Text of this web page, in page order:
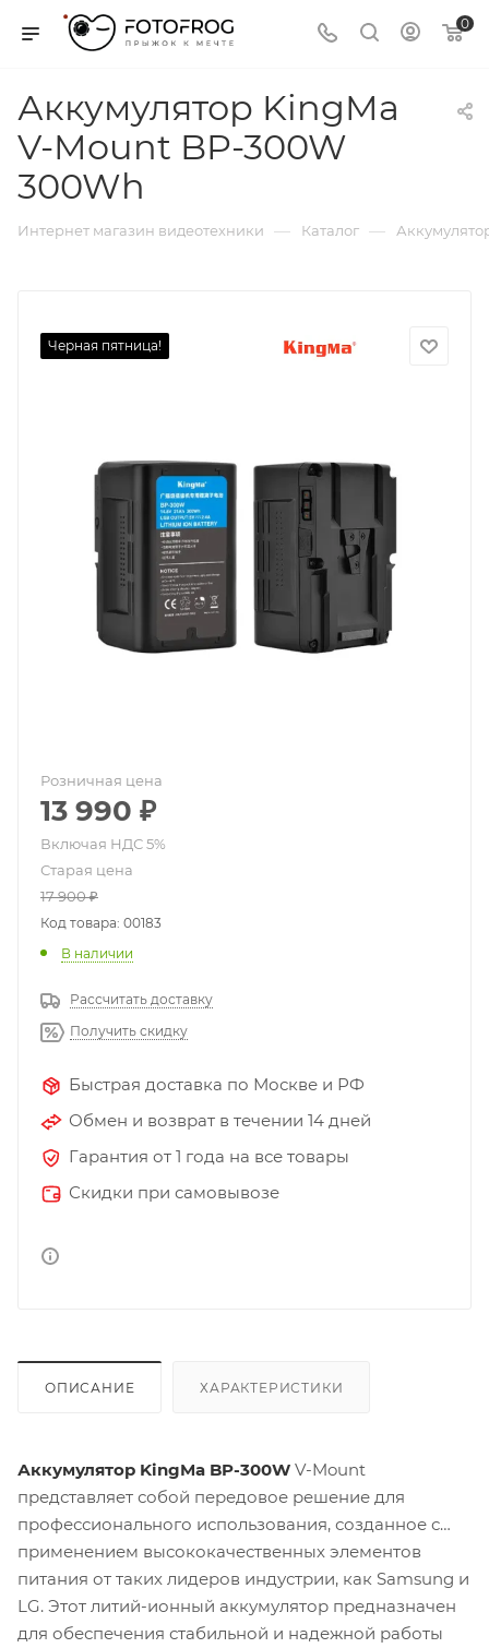
0
Аккумулятор KingMa
V-Mount BP-300W
300Wh
Интернет магазин видеотехники — Каталог —
Черная пятница!
Розничная цена
13 990 ₽
Старая цена
17 900₽
Код товара: 00183
В наличии
Рассчитать доставку
Получить скидку
Быстрая доставка по Москве и РФ
Обмен и возврат в течении 14 дней
Гарантия от 1 года на все товары
Скидки при самовывозе
ОПИСАНИЕ ХАРАКТЕРИСТИКИ
Аккумулятор KingMa BP-300W V-Mount
представляет собой передовое решение для
профессионального использования, созданное с
применением высококачественных элементов
питания от таких лидеров индустрии, как Samsung и
LG. Этот литий-ионный аккумулятор предназначен
для обеспечения стабильной и надежной работы